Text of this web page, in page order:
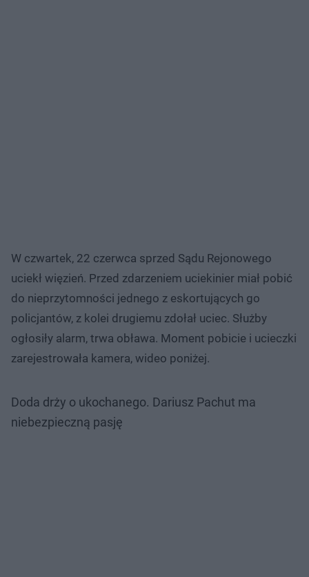
W czwartek, 22 czerwca sprzed Sądu Rejonowego
uciekł więzień. Przed zdarzeniem uciekinier miał pobić
do nieprzytomności jednego z eskortujących go
policjantów, z kolei drugiemu zdołał uciec. Służby
ogłosiły alarm, trwa obława. Moment pobicie i ucieczki
zarejestrowała kamera, wideo poniżej.
Doda drży o ukochanego. Dariusz Pachut ma
niebezpieczną pasję